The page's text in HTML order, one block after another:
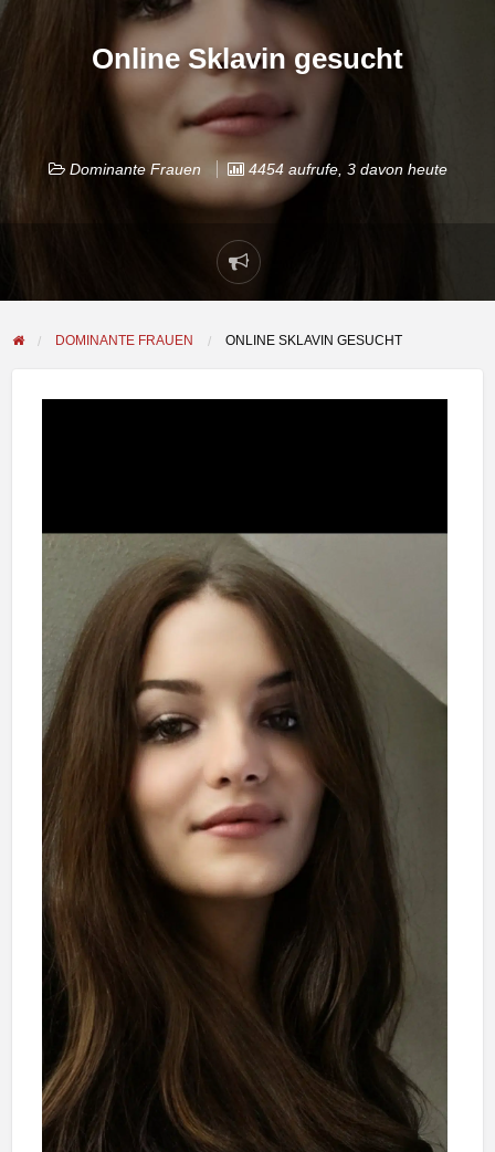
Online Sklavin gesucht
Dominante Frauen 4454 aufrufe, 3 davon heute
Problem
melden
DOMINANTE FRAUEN ONLINE SKLAVIN GESUCHT